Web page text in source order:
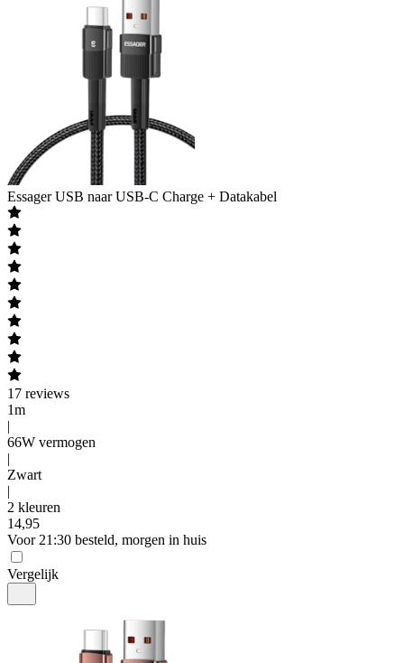
Essager USB naar USB-C Charge + Datakabel
17 reviews
1m
|
66W vermogen
|
Zwart
|
2 kleuren
14,95
Voor 21:30 besteld, morgen in huis
Vergelijk